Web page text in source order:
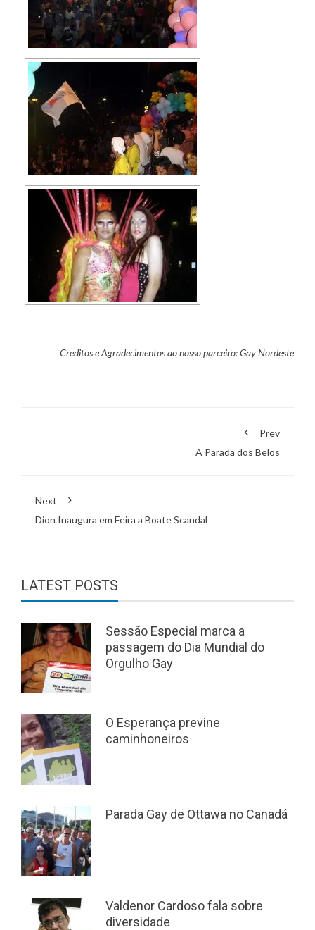
Creditos e Agradecimentos ao nosso parceiro:Gay Nordeste
Prev
A Parada dos Belos
Next
Dion Inaugura em Feira a Boate Scandal
LATEST POSTS
Sessão Especial marca a
passagem do Dia Mundial do
Orgulho Gay
O Esperança previne
caminhoneiros
Parada Gay de Ottawa no Canadá
Valdenor Cardoso fala sobre
diversidade